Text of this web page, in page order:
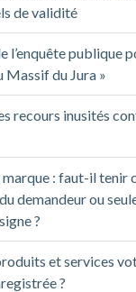
de validité
l’enquête publique
du Jura »
recours inusités
: faut-il tenir
demandeur ou
?
et services
?